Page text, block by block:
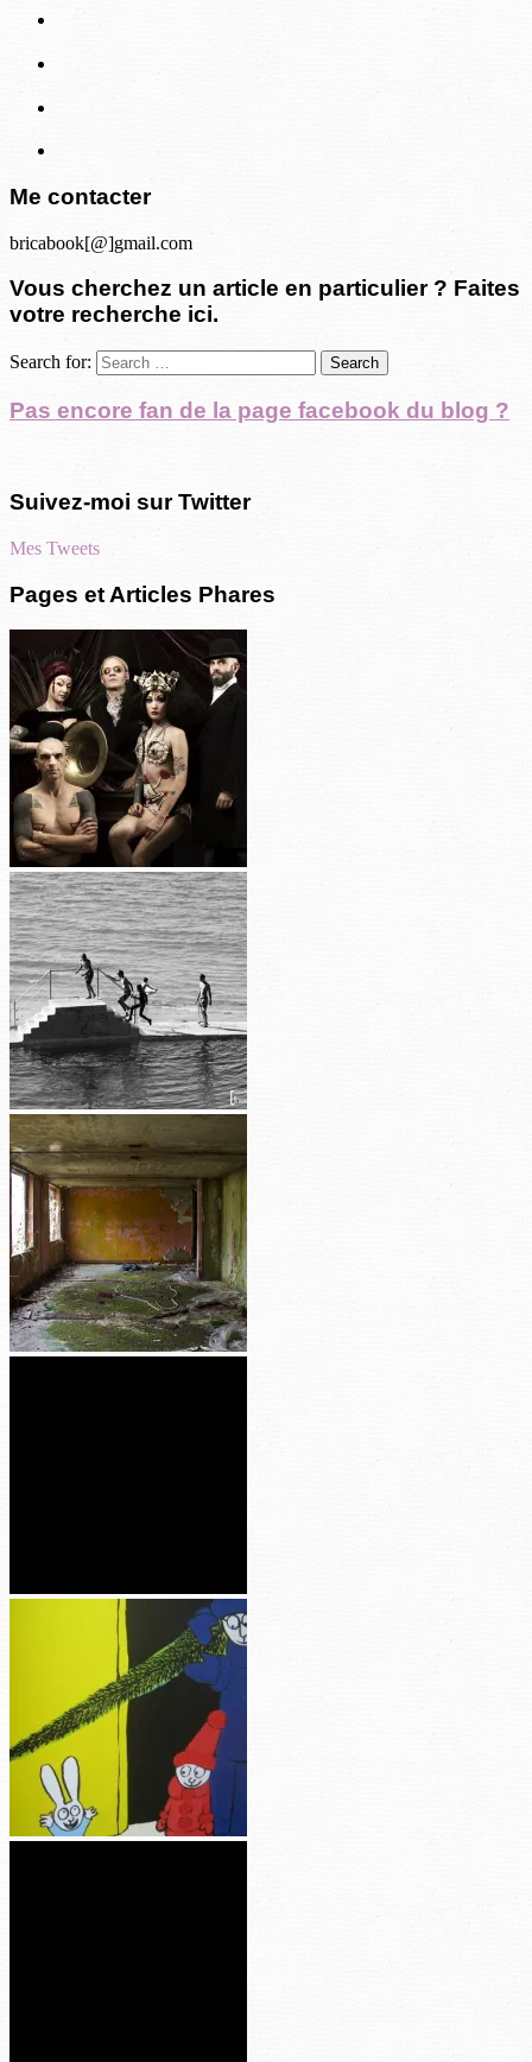
Me contacter
bricabook[@]gmail.com
Vous cherchez un article en particulier ? Faites
votre recherche ici.
Search for:
Pas encore fan de la page facebook du blog ?
Suivez-moi sur Twitter
Mes Tweets
Pages et Articles Phares